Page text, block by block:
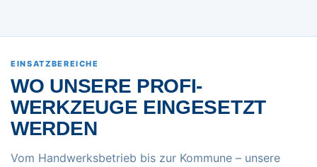
EINSATZBEREICHE
WO UNSERE PROFI-
WERKZEUGE EINGESETZT
WERDEN
Vom Handwerksbetrieb bis zur Kommune – unsere